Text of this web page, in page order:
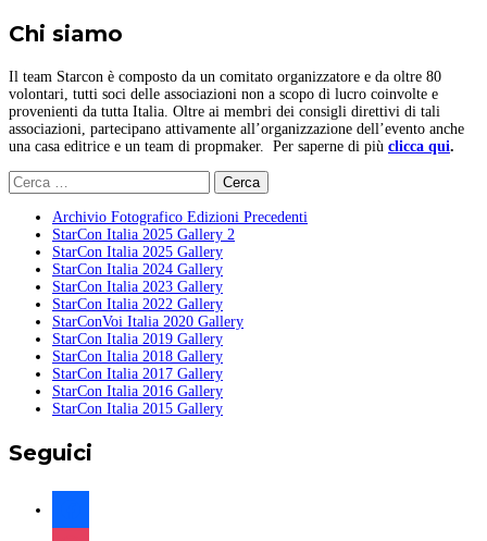
Chi siamo
Il team Starcon è composto da un comitato organizzatore e da oltre 80
volontari, tutti soci delle associazioni non a scopo di lucro coinvolte e
provenienti da tutta Italia. Oltre ai membri dei consigli direttivi di tali
associazioni, partecipano attivamente all’organizzazione dell’evento anche
una casa editrice e un team di propmaker. Per saperne di più clicca qui.
Ricerca
per:
Archivio Fotografico Edizioni Precedenti
StarCon Italia 2025 Gallery 2
StarCon Italia 2025 Gallery
StarCon Italia 2024 Gallery
StarCon Italia 2023 Gallery
StarCon Italia 2022 Gallery
StarConVoi Italia 2020 Gallery
StarCon Italia 2019 Gallery
StarCon Italia 2018 Gallery
StarCon Italia 2017 Gallery
StarCon Italia 2016 Gallery
StarCon Italia 2015 Gallery
Seguici
facebook
instagram